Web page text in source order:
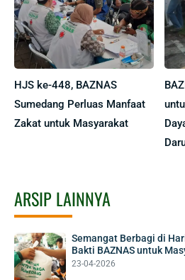
HJS ke-448, BAZNAS
Sumedang Perluas Manfaat
Zakat untuk Masyarakat
ARSIP LAINNYA
Semangat Berbagi di
Bakti BAZNAS untuk
23-04-2026